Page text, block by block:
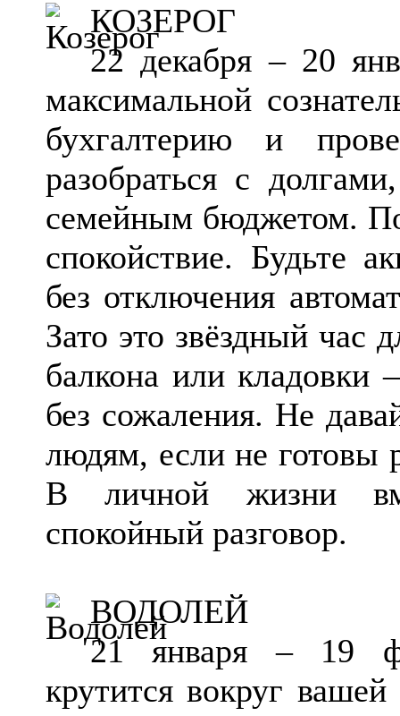
КОЗЕРОГ
22 декабря – 20
максимальной
бухгалтерию и
разобраться с
семейным бюджетом.
спокойствие. Будьте
без отключения
Зато это звёздный час
балкона или кладовки
без сожаления. Не
людям, если не готовы
В личной жизни
спокойный разговор.
ВОДОЛЕЙ
21 января – 19
крутится вокруг